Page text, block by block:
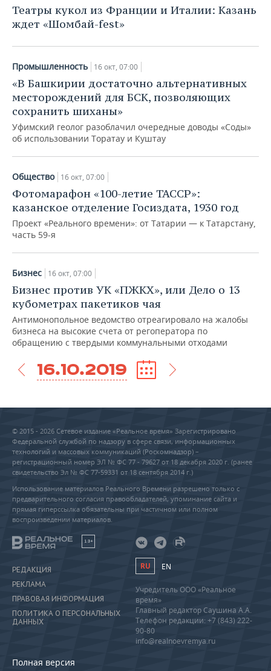
Театры кукол из Франции и Италии: Казань
ждет «Шомбай-fest»
Промышленность 16 окт, 07:00
«В Башкирии достаточно альтернативных
месторождений для БСК, позволяющих
сохранить шиханы»
Уфимский геолог разоблачил очередные доводы «Соды»
об использовании Торатау и Куштау
Общество 16 окт, 07:00
Фотомарафон «100-летие ТАССР»:
казанское отделение Госиздата, 1930 год
Проект «Реального времени»: от Татарии — к Татарстану,
часть 59-я
Бизнес 16 окт, 07:00
Бизнес против УК «ПЖКХ», или Дело о 13
кубометрах пакетиков чая
Антимонопольное ведомство отреагировало на жалобы
бизнеса на высокие счета от регоператора по
обращению с твердыми коммунальными отходами
16.10.2019
© 2015 - 2026 Сетевое издание «Реальное время» Зарегистрировано
Федеральной службой по надзору в сфере связи, информационных
технологий и массовых коммуникаций (Роскомнадзор) –
регистрационный номер ЭЛ № ФС 77 - 79627 от 18 декабря 2020 г. (ранее
свидетельство Эл № ФС 77-59331 от 18 сентября 2014 г.)
Использование материалов Реального Времени разрешено только с
предварительного согласия правообладателей, упоминание сайта и
прямая гиперссылка обязательны при частичном или полном
воспроизведении материалов.
18+
РЕДАКЦИЯ
РЕКЛАМА
ПРАВОВАЯ ИНФОРМАЦИЯ
ПОЛИТИКА О ПЕРСОНАЛЬНЫХ
ДАННЫХ
Полная версия
RU EN
Учредитель ООО «Реальное
время»
Главный редактор Саушина А.А.
Телефон редакции: +7 (843) 222-
90-80
info@realnoevremya.ru